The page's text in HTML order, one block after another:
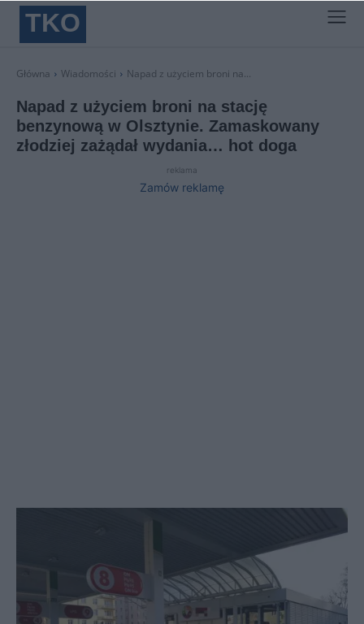
TKO
Główna Wiadomości Napad z użyciem broni na...
Napad z użyciem broni na stację
benzynową w Olsztynie. Zamaskowany
złodziej zażądał wydania… hot doga
reklama
Zamów reklamę